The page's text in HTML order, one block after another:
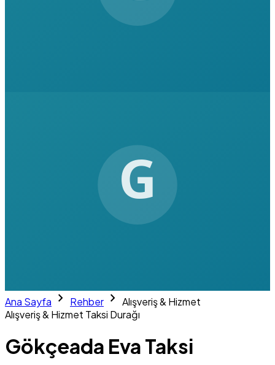
Ana Sayfa chevron_right Rehber chevron_right Alışveriş & Hizmet
Alışveriş & Hizmet Taksi Durağı
Gökçeada Eva Taksi